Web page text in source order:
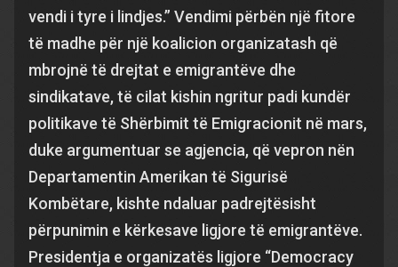
vendi i tyre i lindjes.” Vendimi përbën një fitore
të madhe për një koalicion organizatash që
mbrojnë të drejtat e emigrantëve dhe
sindikatave, të cilat kishin ngritur padi kundër
politikave të Shërbimit të Emigracionit në mars,
duke argumentuar se agjencia, që vepron nën
Departamentin Amerikan të Sigurisë
Kombëtare, kishte ndaluar padrejtësisht
përpunimin e kërkesave ligjore të emigrantëve.
Presidentja e organizatës ligjore “Democracy